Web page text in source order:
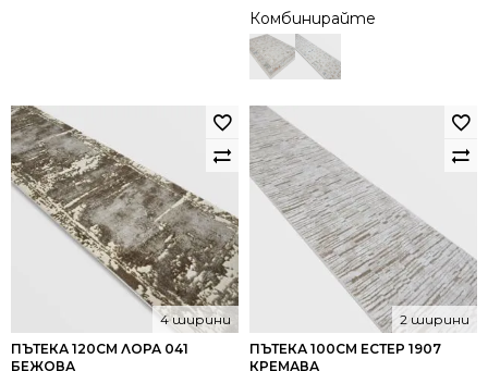
Комбинирайте
ПЪТЕКА 120СМ ЛОРА 041
БЕЖОВА
4 ширини
ПЪТЕКА 100СМ ЕСТЕР 1907
КРЕМАВА
2 ширини